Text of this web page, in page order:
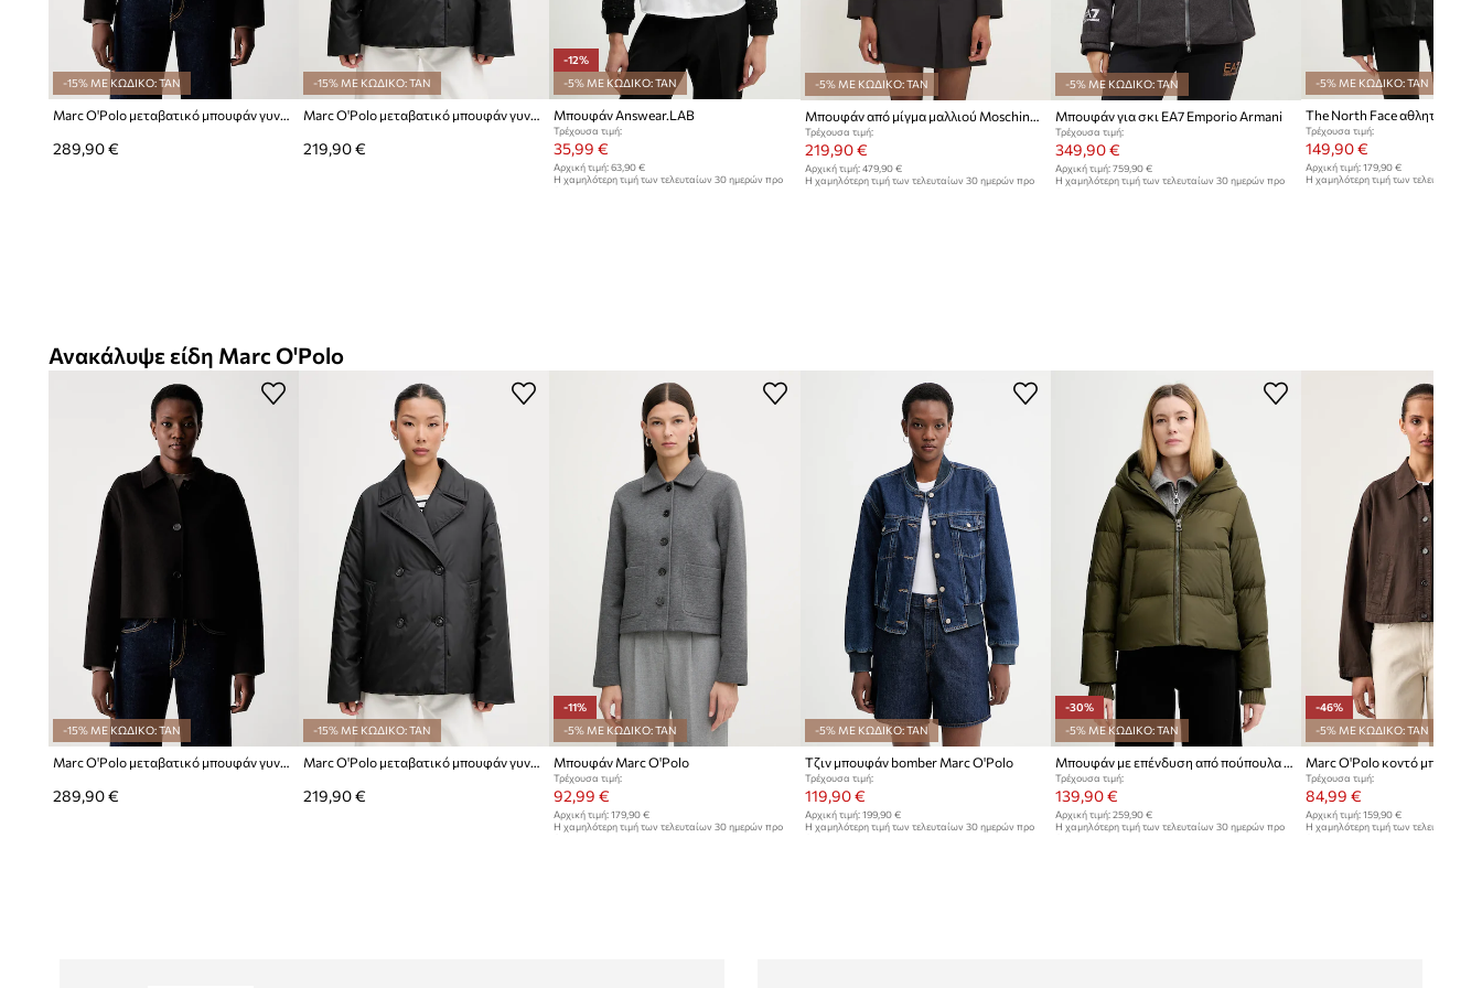
-15% ΜΕ ΚΩΔΙΚΟ: TAN
Marc O'Polo μεταβατικό μπουφάν γυναικείο με μαλλί
289,90 €
-15% ΜΕ ΚΩΔΙΚΟ: TAN
219,90 €
-12%
-5% ΜΕ ΚΩΔΙΚΟ: TAN
Μπουφάν Answear.LAB
Τρέχουσα τιμή:
35,99 €
Αρχική τιμή: 63,90 €
Η χαμηλότερη τιμή των τελευταίων 30 ημερών προ
-5% ΜΕ ΚΩΔΙΚΟ: TAN
Μπουφάν από μίγμα μαλλιού Moschino Jeans
Τρέχουσα τιμή:
219,90 €
Αρχική τιμή: 479,90 €
Η χαμηλότερη τιμή των τελευταίων 30 ημερών προ
-5% ΜΕ ΚΩΔΙΚΟ: TAN
Μπουφάν για σκι EA7 Emporio Armani
Τρέχουσα τιμή:
349,90 €
Αρχική τιμή:759,90 €
Η χαμηλότερη τιμή των τελευταίων 30 ημερών προ
-5% ΜΕ ΚΩΔΙΚΟ: TAN
Τρέχουσα τιμή:
149,90 €
Αρχική τιμή: 179,90 €
Η χαμηλότερη τιμή των τελευταίων
Ανακάλυψε είδη Marc O'Polo
-15% ΜΕ ΚΩΔΙΚΟ: TAN
Marc O'Polo μεταβατικό μπουφάν γυναικείο με μαλλί
289,90 €
-15% ΜΕ ΚΩΔΙΚΟ: TAN
Marc O'Polo μεταβατικό μπουφάν γυναικείο
219,90 €
-11%
-5% ΜΕ ΚΩΔΙΚΟ: TAN
Μπουφάν Marc O'Polo
Τρέχουσα τιμή:
92,99 €
Αρχική τιμή: 179,90 €
Η χαμηλότερη τιμή των τελευταίων 30 ημερών προ
-5% ΜΕ ΚΩΔΙΚΟ: TAN
Τζιν μπουφάν bomber Marc O'Polo
Τρέχουσα τιμή:
119,90 €
Αρχική τιμή: 199,90 €
Η χαμηλότερη τιμή των τελευταίων 30 ημερών προ
-30%
-5% ΜΕ ΚΩΔΙΚΟ: TAN
Μπουφάν με επένδυση από πούπουλα Marc O'Polo
Τρέχουσα τιμή:
139,90 €
Αρχική τιμή:259,90 €
Η χαμηλότερη τιμή των τελευταίων 30 ημερών προ
-46%
-5% ΜΕ ΚΩΔΙΚΟ: TAN
Τρέχουσα τιμή:
84,99 €
Αρχική τιμή: 159,90 €
Η χαμηλότερη τιμή των τελευταίων